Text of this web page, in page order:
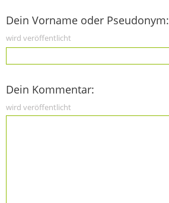
Dein Vorname oder Pseudonym:
wird veröffentlicht
Dein Kommentar:
wird veröffentlicht